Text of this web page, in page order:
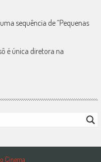
sequência de “Pequenas
é única diretora na
Cinema